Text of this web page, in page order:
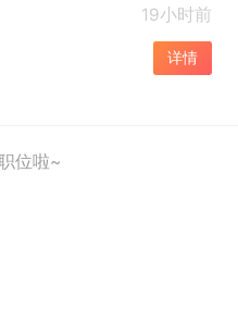
19小时前
详情
位啦~